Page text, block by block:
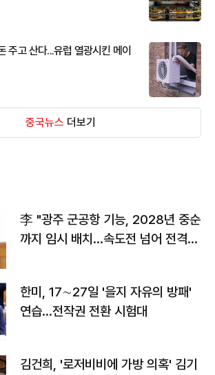
주고 산다...유럽 열광시킨 메이
중국뉴스 더보기
李 "광주 군공항 기능, 2028년 중순
까지 임시 배치…속도전 넘어 전격
한미, 17∼27일 '을지 자유의 방패'
연습…전작권 전환 시험대
김건희, '로저비비에 가방 의혹' 김기